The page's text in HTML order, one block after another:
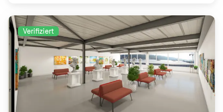
Verifiziert